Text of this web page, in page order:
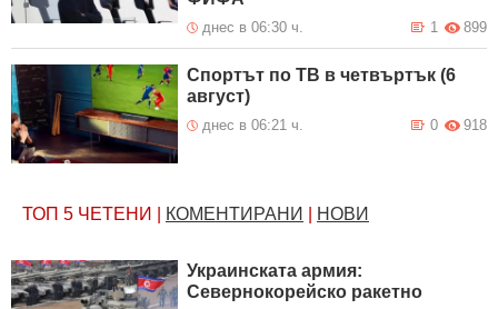
днес в 06:30 ч. 899
1
Спортът по ТВ в четвъртък (6
август)
днес в 06:21 ч. 918
0
ТОП 5 ЧЕТЕНИ КОМЕНТИРАНИ НОВИ
Украинската армия:
Севернокорейско ракетно